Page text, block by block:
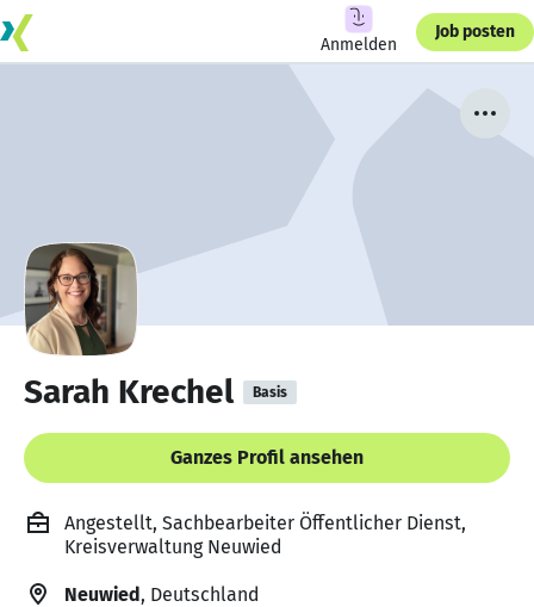
Anmelden
Job posten
Sarah Krechel Basis
Ganzes Profil ansehen
Angestellt, Sachbearbeiter Öffentlicher Dienst,
Kreisverwaltung Neuwied
Neuwied, Deutschland